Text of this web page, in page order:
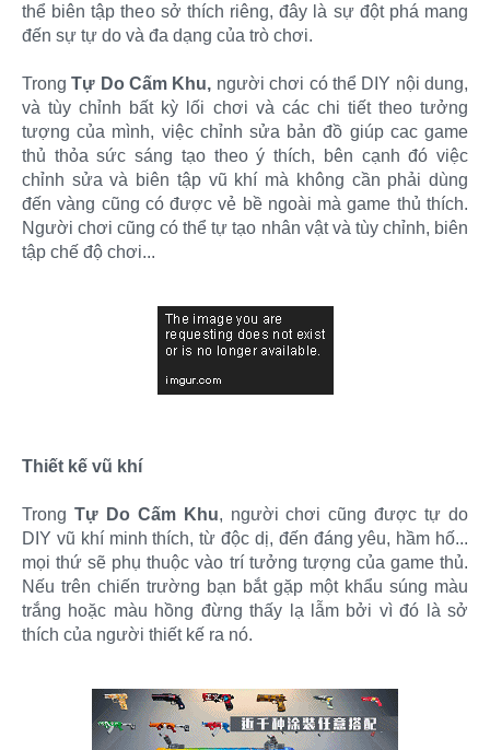
thể biên tập theo sở thích riêng, đây là sự đột phá mang
đến sự tự do và đa dạng của trò chơi.
TrongTự Do Cấm Khu, người chơi có thể DIY nội dung,
và tùy chỉnh bất kỳ lối chơi và các chi tiết theo tưởng
tượng của mình, việc chỉnh sửa bản đồ giúp cac game
thủ thỏa sức sáng tạo theo ý thích, bên cạnh đó việc
chỉnh sửa và biên tập vũ khí mà không cần phải dùng
đến vàng cũng có được vẻ bề ngoài mà game thủ thích.
Người chơi cũng có thể tự tạo nhân vật và tùy chỉnh, biên
tập chế độ chơi...
Thiết kế vũ khí
Trong Tự Do Cấm Khu, người chơi cũng được tự do
DIY vũ khí minh thích, từ độc dị, đến đáng yêu, hầm hố...
mọi thứ sẽ phụ thuộc vào trí tưởng tượng của game thủ.
Nếu trên chiến trường bạn bắt gặp một khẩu súng màu
trắng hoặc màu hồng đừng thấy lạ lẫm bởi vì đó là sở
thích của người thiết kế ra nó.